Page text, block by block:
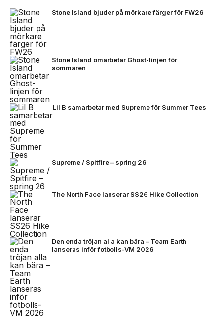
Stone Island bjuder på mörkare färger för FW26
Stone Island omarbetar Ghost-linjen för
sommaren
Lil B samarbetar med Supreme för Summer Tees
Supreme / Spitfire – spring 26
The North Face lanserar SS26 Hike Collection
Den enda tröjan alla kan bära – Team Earth
lanseras inför fotbolls-VM 2026